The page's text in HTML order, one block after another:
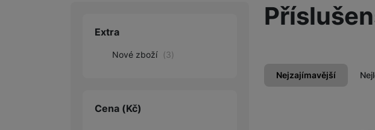
Mobilní telefony
Chytré hodinky
Sluchátka
Fólie a
Nejzajímavější
Upřesnit parametry
Extra
Nové zboží (3)
Cena (Kč)